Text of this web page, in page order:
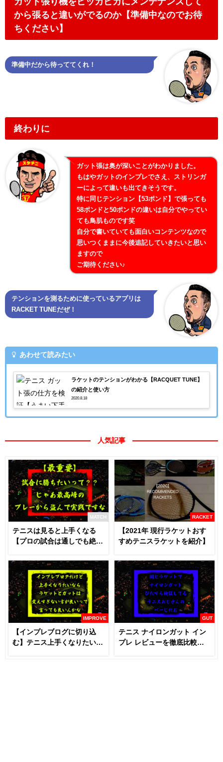
から張ると違いがでるのか【準備中なのでお待
ちください】
準備中だから待っててくれ！
終わりに
ガット張は奥が深いことがわかりました。
もはやガットのインプレでさえ、ストリンガ
ーによって違いも出てきそうです。
特に同じテンション【53ポンド】で張っても
58ポンドと50ポンドの違いは自分でやってい
ても鳥肌ものです笑
自分で書いていても面白いコンテンツなので
思いつくままに今後追記していきたいと思い
ますので
ご期待ください♪
テンションを測るために使っているアプリは
RACKET TUNEだぜ！
あわせて読みたい
ラケットのテンションがわかる【RACQUET TUNE】
の紹介と使い方
2020.8.18
人気記事
MATCH
テニスは見ると上手くなる
【プロの試合は通しでも絶対
RACKET
【2021年 現行ラケットおす
すめテニスラケットを紹介】
IMPROVE
【インプレブログに切り込
む】テニス上手くなりたいな
GUT
テニス ナイロンガット イン
プレ レビューを徹底比較